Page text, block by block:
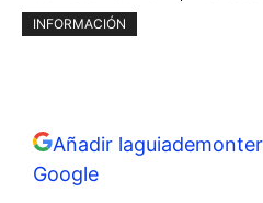
INFORMACIÓN
Añadir
Google